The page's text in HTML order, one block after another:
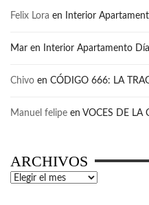
Felix Lora en Interior
Mar en Interior Apartamento
Chivo en CÓDIGO 666: LA
Manuel felipe en VOCES DE LA
ARCHIVOS
Archivos